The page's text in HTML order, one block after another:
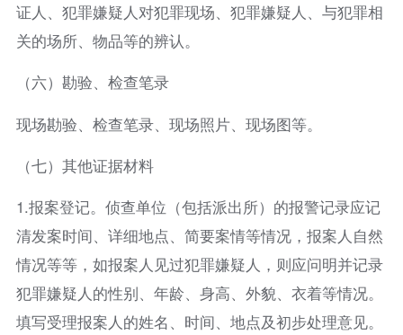
证人、犯罪嫌疑人对犯罪现场、犯罪嫌疑人、与犯罪相
关的场所、物品等的辨认。
（六）勘验、检查笔录
现场勘验、检查笔录、现场照片、现场图等。
（七）其他证据材料
1.报案登记。侦查单位（包括派出所）的报警记录应记
清发案时间、详细地点、简要案情等情况，报案人自然
情况等等，如报案人见过犯罪嫌疑人，则应问明并记录
犯罪嫌疑人的性别、年龄、身高、外貌、衣着等情况。
填写受理报案人的姓名、时间、地点及初步处理意见。